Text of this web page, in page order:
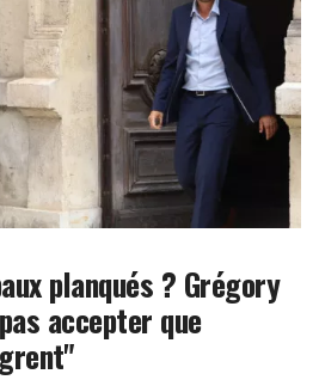
planqués ? Grégory
accepter que